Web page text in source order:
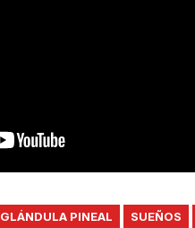
GLÁNDULA PINEAL SUEÑOS